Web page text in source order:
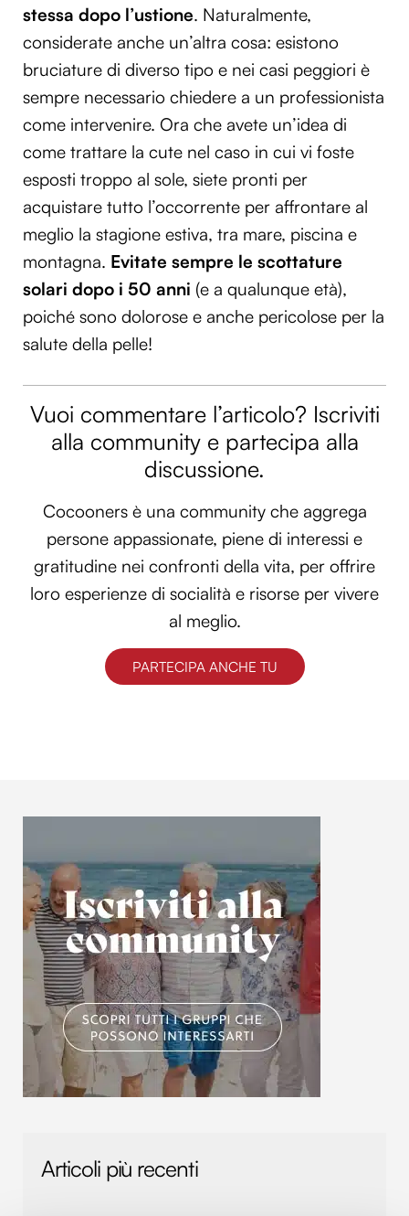
stessa dopo l’ustione. Naturalmente,
considerate anche un’altra cosa: esistono
bruciature di diverso tipo e nei casi peggiori è
sempre necessario chiedere a un professionista
come intervenire. Ora che avete un’idea di
come trattare la cute nel caso in cui vi foste
esposti troppo al sole, siete pronti per
acquistare tutto l’occorrente per affrontare al
meglio la stagione estiva, tra mare, piscina e
montagna. Evitate sempre le scottature
solari dopo i 50 anni (e a qualunque età),
poiché sono dolorose e anche pericolose per la
salute della pelle!
Vuoi commentare l’articolo? Iscriviti
alla community e partecipa alla
discussione.
Cocooners è una community che aggrega
persone appassionate, piene di interessi e
gratitudine nei confronti della vita, per offrire
loro esperienze di socialità e risorse per vivere
al meglio.
PARTECIPA ANCHE TU
Articoli più recenti